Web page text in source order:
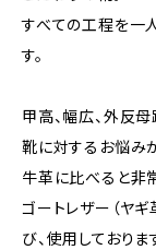
すべての工程を一
す。
甲高、幅広、外反母
靴に対するお悩み
牛革に比べると非
ゴートレザー（ヤ
び、使用しておりま